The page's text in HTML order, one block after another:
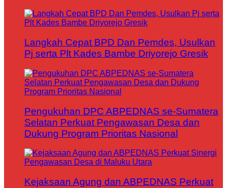
Langkah Cepat BPD Dan Pemdes, Usulkan
Pj serta Plt Kades Bambe Driyorejo Gresik
Pengukuhan DPC ABPEDNAS se-Sumatera
Selatan Perkuat Pengawasan Desa dan
Dukung Program Prioritas Nasional
Kejaksaan Agung dan ABPEDNAS Perkuat